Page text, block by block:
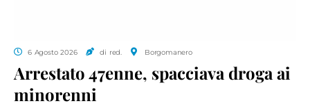
6 Agosto 2026 di red. Borgomanero
Arrestato 47enne, spacciava droga ai
minorenni